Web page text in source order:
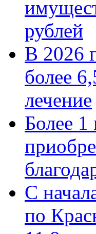
рублей
В 2026
более
лечение
Более 1
С
по